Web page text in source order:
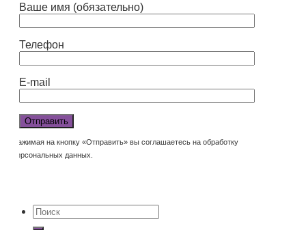
Ваше имя (обязательно)
Телефон
E-mail
Нажимая на кнопку «Отправить» вы соглашаетесь на обработку
персональных данных.